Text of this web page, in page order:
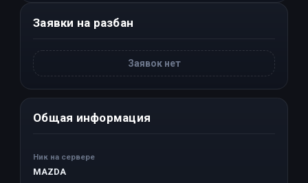
Заявки на разбан
Заявок нет
Общая информация
Ник на сервере
MAZDA